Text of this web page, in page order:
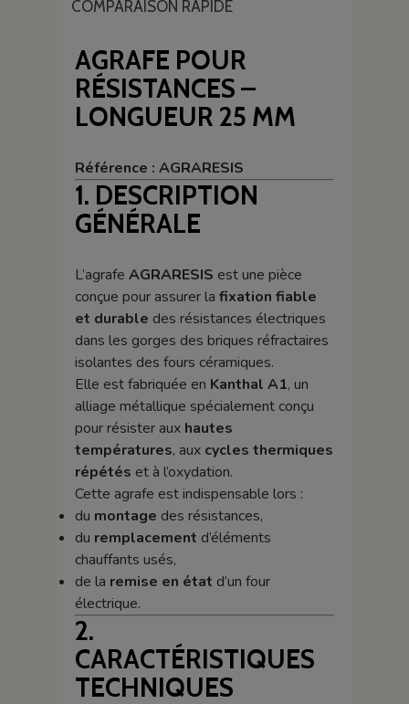
COMPARAISON RAPIDE
AGRAFE POUR
RÉSISTANCES –
LONGUEUR 25 MM
Référence : AGRARESIS
1. DESCRIPTION
GÉNÉRALE
L’agrafe AGRARESIS est une pièce
conçue pour assurer la fixation fiable
et durable des résistances électriques
dans les gorges des briques réfractaires
isolantes des fours céramiques.
Elle est fabriquée en Kanthal A1, un
alliage métallique spécialement conçu
pour résister aux hautes
températures, aux cycles thermiques
répétés et à l’oxydation.
Cette agrafe est indispensable lors :
du montage des résistances,
du remplacement d’éléments
chauffants usés,
de la remise en état d’un four
électrique.
2.
CARACTÉRISTIQUES
TECHNIQUES